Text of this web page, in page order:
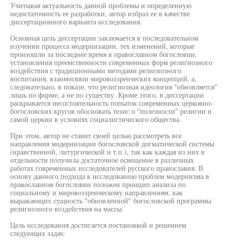
Учитывая актуальность данной проблемы и определенную
недостаточность ее разработки, автор избрал ее в качестве
диссертационного варианта исследования.
Основная цель диссертации заключается в последовательном
изучении процесса модернизации, тех изменений, которые
произошли за последнее время в православном богословии,
установления преемственности современных форм религиозного
воздействия с традиционными методами религиозного
воспитания, взаимосвязи мировоззренческих концепций, а,
следовательно, в показе, что религиозная идеология "обновляется"
лишь по форме, а не по существу. Кроме этого, в диссертации
раскрывается несостоятельность попыток современных церковно-
богословских кругов обосновать тезис о "полезности" религии и
самой церкви в условиях социалистического общества.
При этом, автор не ставит своей целью рассмотреть все
направления модернизации богословской догматической системы
(нравственной, литургической и т.п.), так как каждая из них в
отдельности получила достаточное освещение в различных
работах современных исследователей русского православия. В
основу данного подхода к исследованию проблем модернизма в
православном богословии положен принцип анализа по
социальному и мировоззренческому направлениям, как
выражающих сущность "обновленной" богословской программы
религиозного воздействия на массы.
Цель исследования достигается постановкой и решением
следующих задач: